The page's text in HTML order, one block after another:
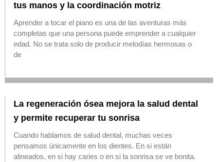
tus manos y la coordinación motriz
Aprender a tocar el piano es una de las aventuras más
completas que una persona puede emprender a cualquier
edad. No se trata solo de producir melodías hermosas o
de
La regeneración ósea mejora la salud dental
y permite recuperar tu sonrisa
Cuando hablamos de salud dental, muchas veces
pensamos únicamente en los dientes. En si están
alineados, en si hay caries o en si la sonrisa se ve bonita.